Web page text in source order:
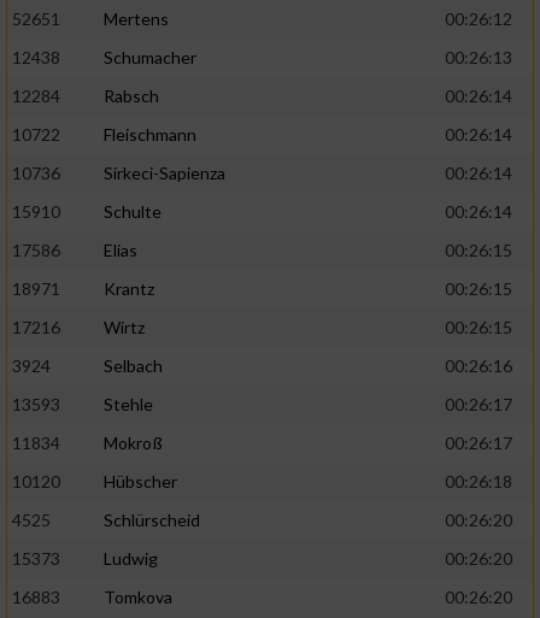
52651
Mertens
00:26:12
12438
Schumacher
00:26:13
12284
Rabsch
00:26:14
10722
Fleischmann
00:26:14
10736
Sirkeci-Sapienza
00:26:14
15910
Schulte
00:26:14
17586
Elias
00:26:15
18971
Krantz
00:26:15
17216
Wirtz
00:26:15
3924
Selbach
00:26:16
13593
Stehle
00:26:17
11834
Mokroß
00:26:17
10120
Hübscher
00:26:18
4525
Schlürscheid
00:26:20
15373
Ludwig
00:26:20
16883
Tomkova
00:26:20